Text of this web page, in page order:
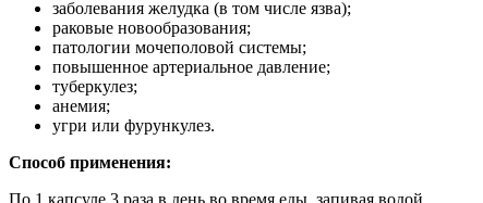
заболевания желудка (в том числе язва);
раковые новообразования;
патологии мочеполовой системы;
повышенное артериальное давление;
туберкулез;
анемия;
угри или фурункулез.
Способ применения: